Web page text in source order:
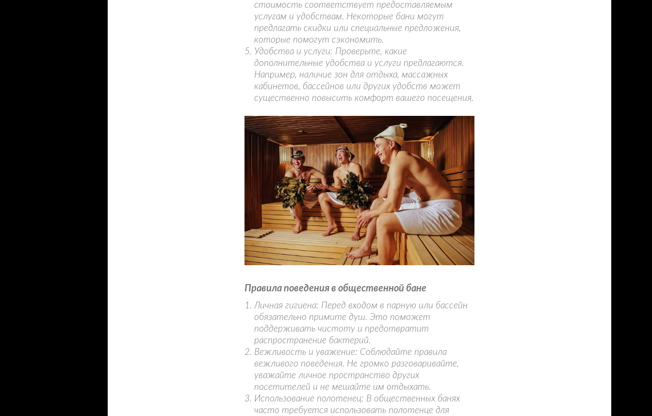
стоимость соответствует предоставляемым
услугам и удобствам. Некоторые бани могут
предлагать скидки или специальные предложения,
которые помогут сэкономить.
Удобства и услуги: Проверьте, какие
дополнительные удобства и услуги предлагаются.
Например, наличие зон для отдыха, массажных
кабинетов, бассейнов или других удобств может
существенно повысить комфорт вашего посещения.
Правила поведения в общественной бане
Личная гигиена: Перед входом в парную или бассейн
обязательно примите душ. Это поможет
поддерживать чистоту и предотвратит
распространение бактерий.
Вежливость и уважение: Соблюдайте правила
вежливого поведения. Не громко разговаривайте,
уважайте личное пространство других
посетителей и не мешайте им отдыхать.
Использование полотенец: В общественных банях
часто требуется использовать полотенце для